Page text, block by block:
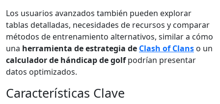
Los usuarios avanzados también pueden explorar
tablas detalladas, necesidades de recursos y comparar
métodos de entrenamiento alternativos, similar a cómo
una herramienta de estrategia de Clash of Clans o un
calculador de hándicap de golfpodrían presentar
datos optimizados.
Características Clave